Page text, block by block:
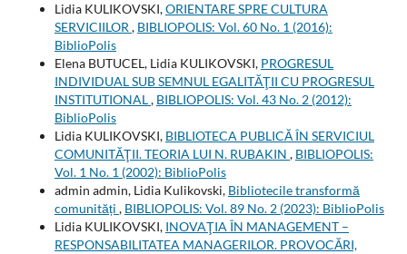
Lidia KULIKOVSKI,ORIENTARE SPRE CULTURA
SERVICIILOR , BIBLIOPOLIS: Vol. 60 No. 1 (2016):
BiblioPolis
Elena BUTUCEL, Lidia KULIKOVSKI, PROGRESUL
INDIVIDUAL SUB SEMNUL EGALITĂŢII CU PROGRESUL
INSTITUTIONAL, BIBLIOPOLIS: Vol. 43 No. 2 (2012):
BiblioPolis
Lidia KULIKOVSKI, BIBLIOTECA PUBLICĂ ÎN SERVICIUL
COMUNITĂŢII. TEORIA LUI N. RUBAKIN , BIBLIOPOLIS:
Vol. 1 No. 1 (2002): BiblioPolis
admin admin, Lidia Kulikovski, Bibliotecile transformă
comunități , BIBLIOPOLIS: Vol. 89 No. 2 (2023): BiblioPolis
Lidia KULIKOVSKI, INOVAŢIA ÎN MANAGEMENT –
RESPONSABILITATEA MANAGERILOR. PROVOCĂRI,